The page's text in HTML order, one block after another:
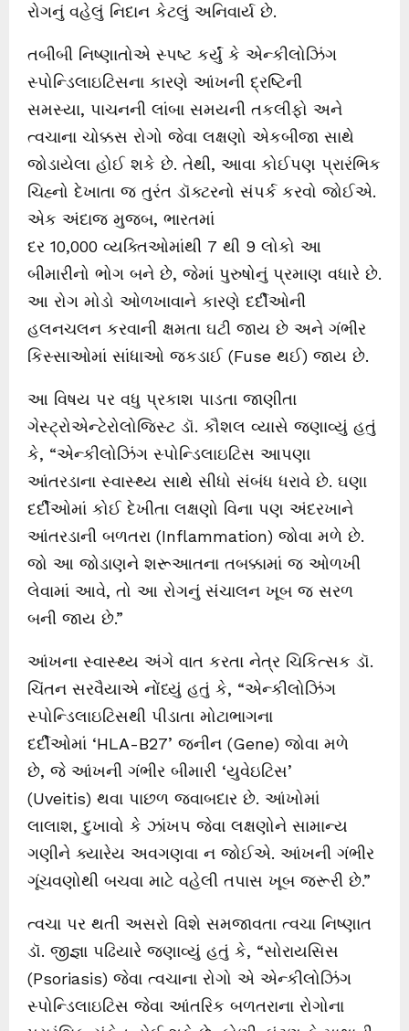
રોગનું વહેલું નિદાન કેટલું અનિવાર્ય છે.
તબીબી નિષ્ણાતોએ સ્પષ્ટ કર્યું કે એન્કીલોઝિંગ
સ્પોન્ડિલાઇટિસના કારણે આંખની દ્રષ્ટિની
સમસ્યા, પાચનની લાંબા સમયની તકલીફો અને
ત્વચાના ચોક્કસ રોગો જેવા લક્ષણો એકબીજા સાથે
જોડાયેલા હોઈ શકે છે. તેથી, આવા કોઈપણ પ્રારંભિક
ચિહ્નો દેખાતા જ તુરંત ડૉક્ટરનો સંપર્ક કરવો જોઈએ.
એક અંદાજ મુજબ, ભારતમાં
દર 10,000 વ્યક્તિઓમાંથી 7 થી 9 લોકો આ
બીમારીનો ભોગ બને છે, જેમાં પુરુષોનું પ્રમાણ વધારે છે.
આ રોગ મોડો ઓળખાવાને કારણે દર્દીઓની
હલનચલન કરવાની ક્ષમતા ઘટી જાય છે અને ગંભીર
કિસ્સાઓમાં સાંધાઓ જકડાઈ (Fuse થઈ) જાય છે.
આ વિષય પર વધુ પ્રકાશ પાડતા જાણીતા
ગેસ્ટ્રોએન્ટેરોલોજિસ્ટ ડૉ. કૌશલ વ્યાસે જણાવ્યું હતું
કે, “એન્કીલોઝિંગ સ્પોન્ડિલાઇટિસ આપણા
આંતરડાના સ્વાસ્થ્ય સાથે સીધો સંબંધ ધરાવે છે. ઘણા
દર્દીઓમાં કોઈ દેખીતા લક્ષણો વિના પણ અંદરખાને
આંતરડાની બળતરા (Inflammation) જોવા મળે છે.
જો આ જોડાણને શરૂઆતના તબક્કામાં જ ઓળખી
લેવામાં આવે, તો આ રોગનું સંચાલન ખૂબ જ સરળ
બની જાય છે.”
આંખના સ્વાસ્થ્ય અંગે વાત કરતા નેત્ર ચિકિત્સક ડૉ.
ચિંતન સરવૈયાએ નોંધ્યું હતું કે, “એન્કીલોઝિંગ
સ્પોન્ડિલાઇટિસથી પીડાતા મોટાભાગના
દર્દીઓમાં ‘HLA-B27’ જનીન (Gene) જોવા મળે
છે, જે આંખની ગંભીર બીમારી ‘યુવેઇટિસ’
(Uveitis) થવા પાછળ જવાબદાર છે. આંખોમાં
લાલાશ, દુખાવો કે ઝાંખપ જેવા લક્ષણોને સામાન્ય
ગણીને ક્યારેય અવગણવા ન જોઈએ. આંખની ગંભીર
ગૂંચવણોથી બચવા માટે વહેલી તપાસ ખૂબ જરૂરી છે.”
ત્વચા પર થતી અસરો વિશે સમજાવતા ત્વચા નિષ્ણાત
ડૉ. જીજ્ઞા પઢિયારે જણાવ્યું હતું કે, “સોરાયસિસ
(Psoriasis) જેવા ત્વચાના રોગો એ એન્કીલોઝિંગ
સ્પોન્ડિલાઇટિસ જેવા આંતરિક બળતરાના રોગોના